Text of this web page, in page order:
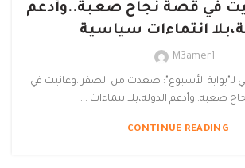
في قصة نجاح صعبة..وأدعم
انتماءات سياسية
M3amer1
لـ"بوابة الأسبوع": صعدت من الصفر..وعانيت في
صعبة..وأدعم الدولة،بلاانتماءات ...
CONTINUE READING